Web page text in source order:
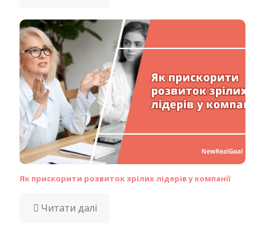
Як прискорити розвиток зрілих лідерів у компанії
Читати далі